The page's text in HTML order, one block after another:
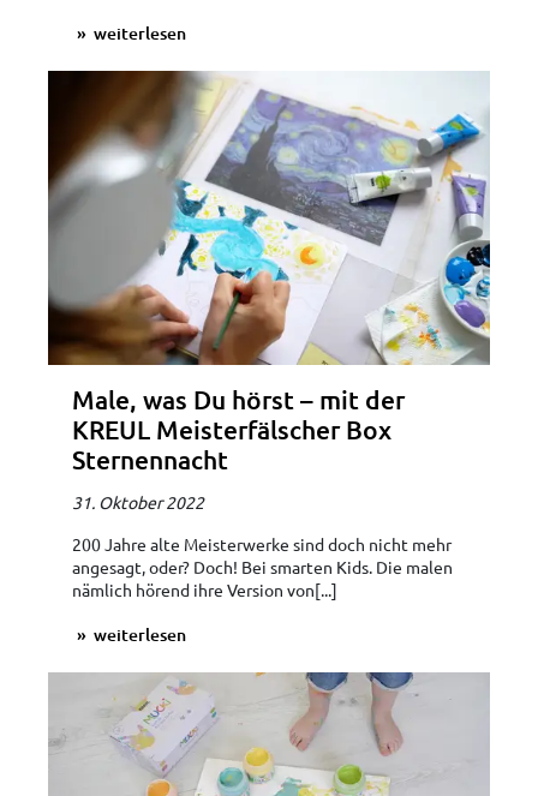
weiterlesen
Male, was Du hörst – mit der
KREUL Meisterfälscher Box
Sternennacht
31. Oktober 2022
200 Jahre alte Meisterwerke sind doch nicht mehr
angesagt, oder? Doch! Bei smarten Kids. Die malen
nämlich hörend ihre Version von[...]
weiterlesen